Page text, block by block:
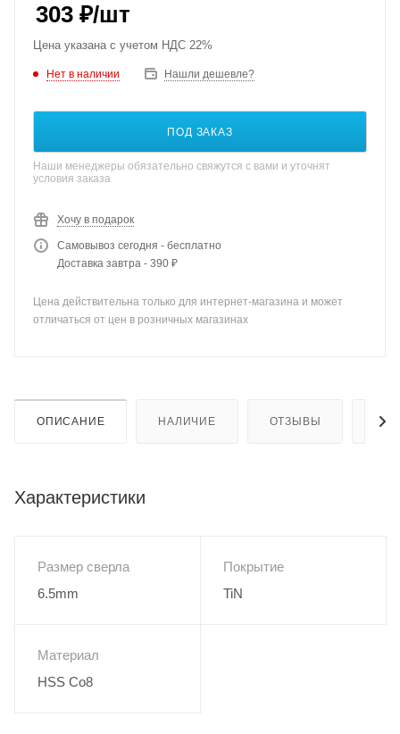
303 ₽/шт
Цена указана с учетом НДС 22%
Нет в наличии Нашли дешевле?
ПОД ЗАКАЗ
Наши менеджеры обязательно свяжутся с вами и уточнят
условия заказа
Хочу в подарок
Самовывоз сегодня - бесплатно
Доставка завтра - 390 ₽
Цена действительна только для интернет-магазина и может
отличаться от цен в розничных магазинах
ОПИСАНИЕ НАЛИЧИЕ ОТЗЫВЫ
Характеристики
Размер сверла
6.5mm
Покрытие
TiN
Материал
HSS Co8